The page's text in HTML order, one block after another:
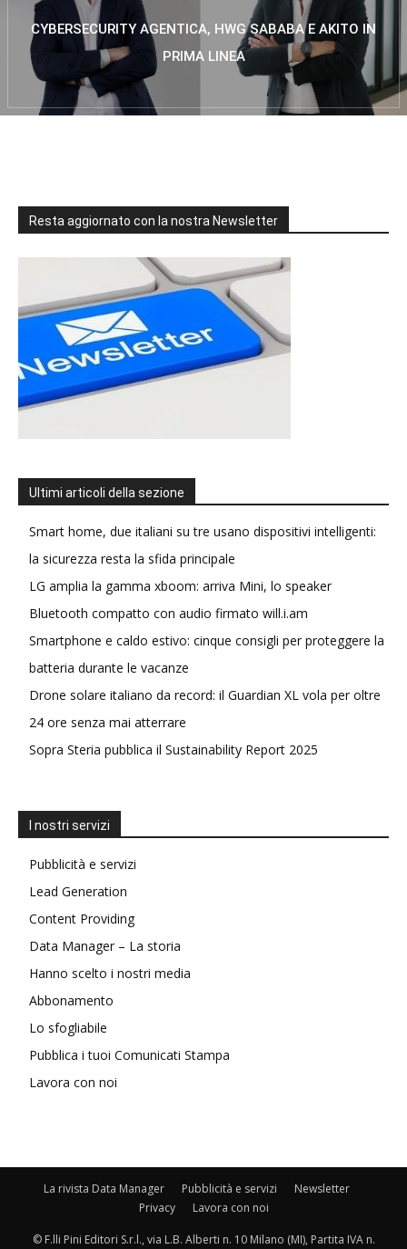
CYBERSECURITY AGENTICA, HWG SABABA E AKITO IN
PRIMA LINEA
Resta aggiornato con la nostra Newsletter
Ultimi articoli della sezione
Smart home, due italiani su tre usano dispositivi intelligenti:
la sicurezza resta la sfida principale
LG amplia la gamma xboom: arriva Mini, lo speaker
Bluetooth compatto con audio firmato will.i.am
Smartphone e caldo estivo: cinque consigli per proteggere la
batteria durante le vacanze
Drone solare italiano da record: il Guardian XL vola per oltre
24 ore senza mai atterrare
Sopra Steria pubblica il Sustainability Report 2025
I nostri servizi
Pubblicità e servizi
Lead Generation
Content Providing
Data Manager – La storia
Hanno scelto i nostri media
Abbonamento
Lo sfogliabile
Pubblica i tuoi Comunicati Stampa
Lavora con noi
La rivista Data Manager Pubblicità e servizi
Newsletter
Privacy
Lavora con noi
© F.lli Pini Editori S.r.l., via L.B. Alberti n. 10 Milano (MI), Partita IVA n.